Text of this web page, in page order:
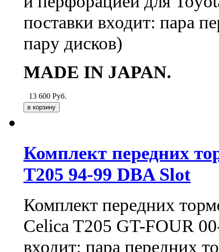
поставки входит: пара
пару дисков)
MADE IN JAPAN.
13 600 Руб.
Комплект передних
T205 94-99 DBA Slot
Комплект передних
Celica T205 GT-FOUR
входит: пара передних